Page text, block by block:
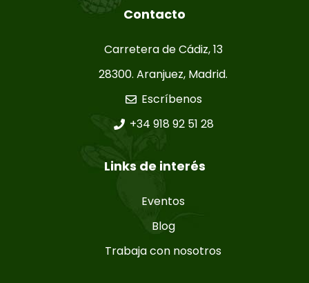
Contacto
Carretera de Cádiz, 13
28300. Aranjuez, Madrid.
Escríbenos
+34 918 92 51 28
Links de interés
Eventos
Blog
Trabaja con nosotros